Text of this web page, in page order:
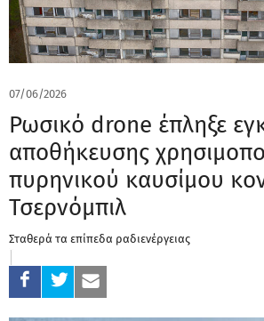
07/06/2026
Ρωσικό drone έπληξε
αποθήκευσης
πυρηνικού καυσίμου
Τσερνόμπιλ
Σταθερά τα επίπεδα ραδιενέργειας